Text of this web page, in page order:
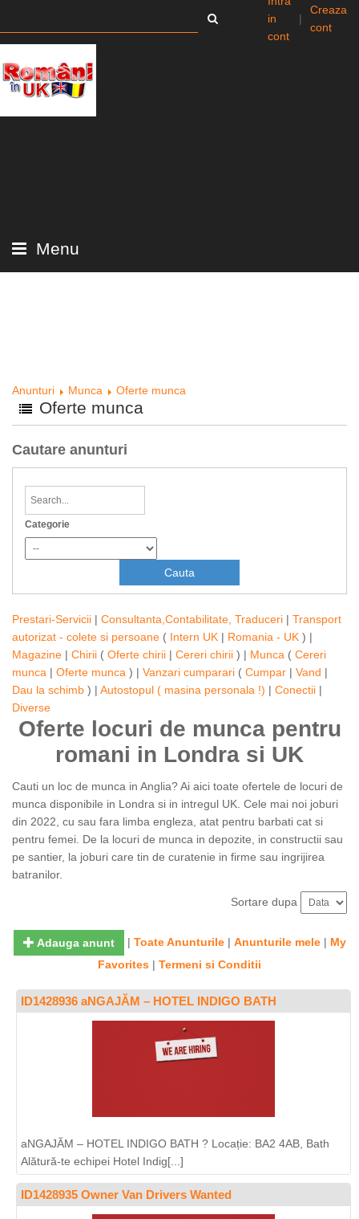
in
cont
|
Creaza
cont
Menu
Anunturi Munca Oferte munca
Oferte munca
Cautare anunturi
Categorie
Prestari-Servicii | Consultanta,Contabilitate, Traduceri | Transport
autorizat - colete si persoane ( Intern UK | Romania - UK ) |
Magazine | Chirii ( Oferte chirii | Cereri chirii ) | Munca ( Cereri
munca | Oferte munca ) | Vanzari cumparari ( Cumpar | Vand |
Dau la schimb ) | Autostopul ( masina personala !) | Conectii |
Diverse
Oferte locuri de munca pentru
romani in Londra si UK
Cauti un loc de munca in Anglia? Ai aici toate ofertele de locuri de
munca disponibile in Londra si in intregul UK. Cele mai noi joburi
din 2022, cu sau fara limba engleza, atat pentru barbati cat si
pentru femei. De la locuri de munca in depozite, in constructii sau
pe santier, la joburi care tin de curatenie in firme sau ingrijirea
batranilor.
Sortare dupa
Adauga anunt | Toate Anunturile| Anunturile mele| My
Favorites | Termeni si Conditii
ID1428936 aNGAJĂM – HOTEL INDIGO BATH
aNGAJĂM – HOTEL INDIGO BATH ? Locație: BA2 4AB, Bath
Alătură-te echipei Hotel Indig[...]
ID1428935 Owner Van Drivers Wanted